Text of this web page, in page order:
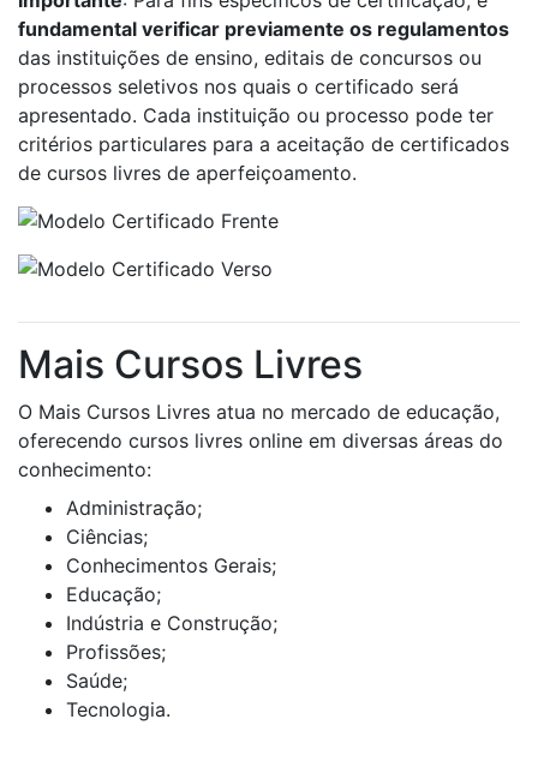
fundamental verificar previamente os regulamentos
das instituições de ensino, editais de concursos ou
processos seletivos nos quais o certificado será
apresentado. Cada instituição ou processo pode ter
critérios particulares para a aceitação de certificados
de cursos livres de aperfeiçoamento.
Mais Cursos Livres
O Mais Cursos Livres atua no mercado de educação,
oferecendo cursos livres online em diversas áreas do
conhecimento:
Administração;
Ciências;
Conhecimentos Gerais;
Educação;
Indústria e Construção;
Profissões;
Saúde;
Tecnologia.